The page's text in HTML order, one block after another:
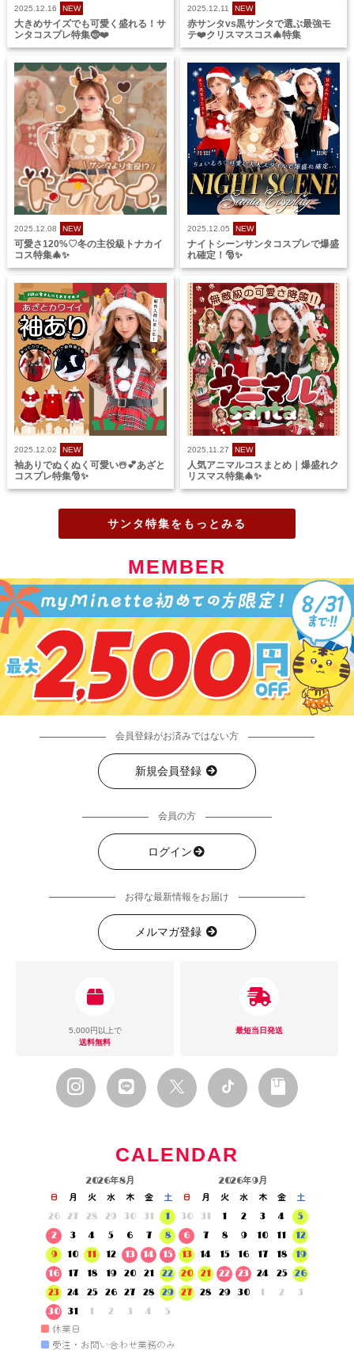
2025.12.16 NEW
大きめサイズでも可愛く盛れる！サ
ンタコスプレ特集🤶❤️
2025.12.11 NEW
赤サンタvs黒サンタで選ぶ最強モ
テ❤️クリスマスコス🎄特集
2025.12.08 NEW
可愛さ120%♡冬の主役級トナカイ
コス特集🎄✨
2025.12.05 NEW
ナイトシーンサンタコスプレで爆盛
れ確定！🎅✨
2025.12.02 NEW
袖ありでぬくぬく可愛い☃️💕あざと
コスプレ特集🎅✨
2025.11.27 NEW
人気アニマルコスまとめ｜爆盛れク
リスマス特集🎄✨
サンタ特集をもっとみる
MEMBER
会員登録がお済みではない方
新規会員登録
会員の方
ログイン
お得な最新情報をお届け
メルマガ登録
5,000円以上で
送料無料
最短当日発送
CALENDAR
2026年8月
日 月 火 水 木 金
土
26
27 28 29 30 31
1
2
3 4 5 6 7
8
9
10 11 12 13 14
15
16
17 18 19 20 21
22
23
24 25 26 27 28
29
30
31 1 2 3 4 5
2026年9月
日 月 火 水 木 金
土
30
31 1 2 3 4
5
6
7 8 9 10 11
12
13
14 15 16 17 18
19
20
21 22 23 24 25
26
27
28 29 30 1 2 3
■ 休業日
■ 受注・お問い合わせ業務のみ